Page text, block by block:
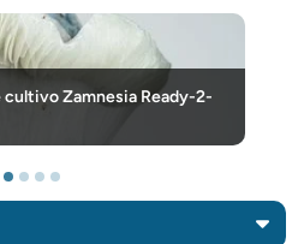
cultivo Zamnesia Ready-2-